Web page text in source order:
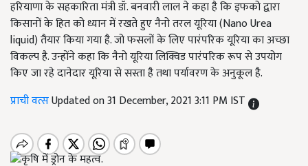
हरियाणा के सहकारिता मंत्री डॉ. बनवारी लाल ने कहा है कि इफको द्वारा
किसानों के हित को ध्यान में रखते हुए नैनो तरल यूरिया (Nano Urea
liquid) तैयार किया गया है. जो फसलों के लिए पारंपरिक यूरिया का अच्छा
विकल्प है. उन्होंने कहा कि नैनो यूरिया लिक्विड पारंपरिक रूप से उपयोग
किए जा रहे दानेदार यूरिया से सस्ता है तथा पर्यावरण के अनुकूल है.
प्राची वत्सUpdated on 31 December, 2021 3:11 PM IST